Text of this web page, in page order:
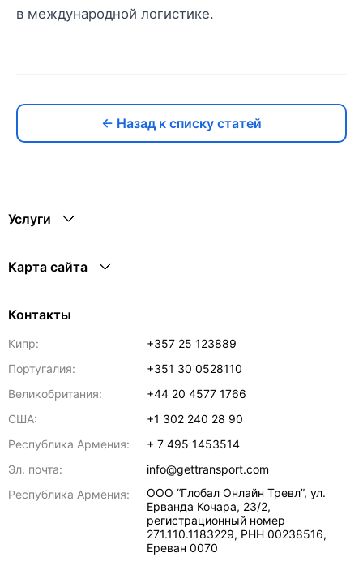
в международной логистике.
← Назад к списку статей
Услуги
Карта сайта
Контакты
Кипр:
+357 25 123889
Португалия:
+351 30 0528110
Великобритания:
+44 20 4577 1766
США:
+1 302 240 28 90
Республика Армения:
+ 7 495 1453514
Эл. почта:
info@gettransport.com
Республика Армения:
ООО “Глобал Онлайн Тревл”, ул.
Ерванда Кочара, 23/2,
регистрационный номер
271.110.1183229, РНН 00238516,
Ереван 0070